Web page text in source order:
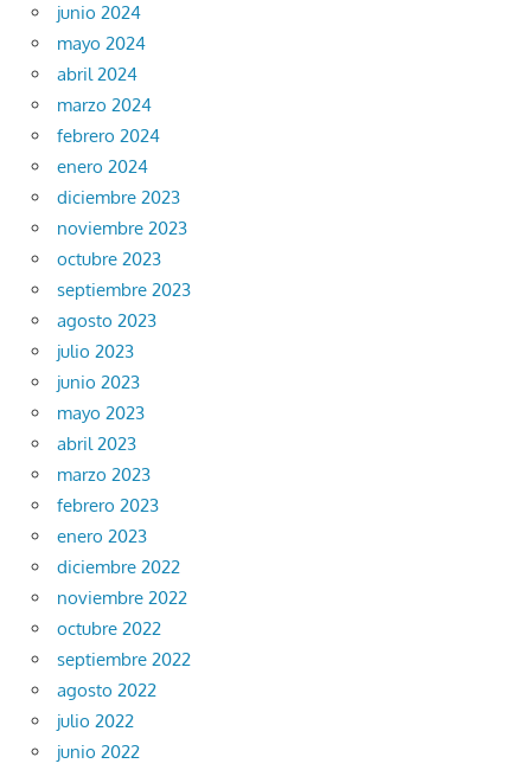
junio 2024
mayo 2024
abril 2024
marzo 2024
febrero 2024
enero 2024
diciembre 2023
noviembre 2023
octubre 2023
septiembre 2023
agosto 2023
julio 2023
junio 2023
mayo 2023
abril 2023
marzo 2023
febrero 2023
enero 2023
diciembre 2022
noviembre 2022
octubre 2022
septiembre 2022
agosto 2022
julio 2022
junio 2022